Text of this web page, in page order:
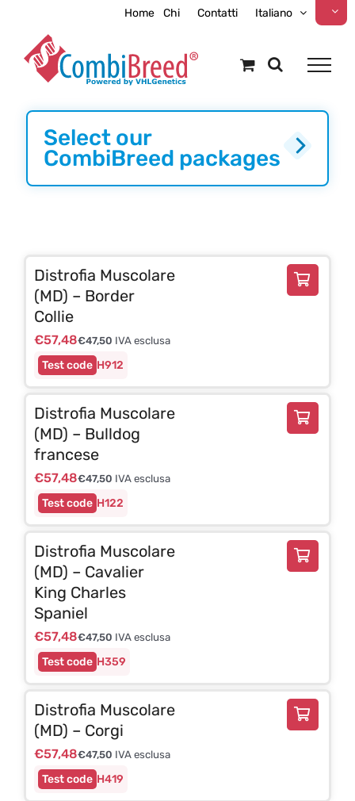
content
Home Chi Contatti Italiano
Select our
CombiBreed packages
H912
Distrofia Muscolare
(MD) – Border
Collie
€57,48€47,50 IVA esclusa
H122
Distrofia Muscolare
(MD) – Bulldog
francese
€57,48€47,50 IVA esclusa
H359
Distrofia Muscolare
(MD) – Cavalier
King Charles
Spaniel
€57,48€47,50 IVA esclusa
H419
Distrofia Muscolare
(MD) – Corgi
€57,48€47,50 IVA esclusa